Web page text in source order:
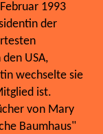
1993
der
USA,
wechselte sie
ist.
von Mary
Baumhaus"